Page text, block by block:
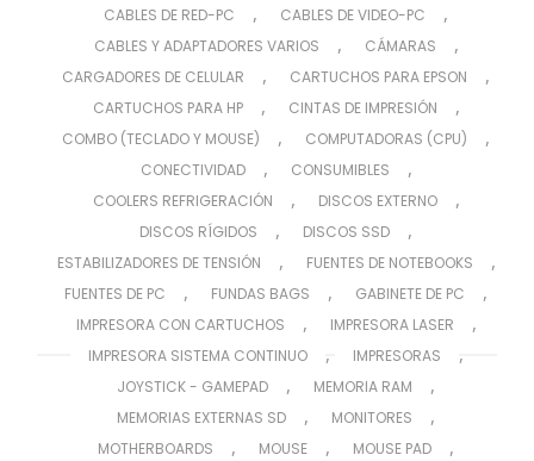
CABLES DE RED-PC , CABLES DE VIDEO-PC ,
CABLES Y ADAPTADORES VARIOS , CÁMARAS ,
CARGADORES DE CELULAR , CARTUCHOS PARA EPSON ,
CARTUCHOS PARA HP , CINTAS DE IMPRESIÓN ,
COMBO (TECLADO Y MOUSE) , COMPUTADORAS (CPU) ,
CONECTIVIDAD , CONSUMIBLES ,
COOLERS REFRIGERACIÓN , DISCOS EXTERNO ,
DISCOS RÍGIDOS , DISCOS SSD ,
ESTABILIZADORES DE TENSIÓN , FUENTES DE NOTEBOOKS ,
FUENTES DE PC , FUNDAS BAGS , GABINETE DE PC ,
IMPRESORA CON CARTUCHOS , IMPRESORA LASER ,
IMPRESORA SISTEMA CONTINUO , IMPRESORAS ,
JOYSTICK - GAMEPAD , MEMORIA RAM ,
MEMORIAS EXTERNAS SD , MONITORES ,
MOTHERBOARDS , MOUSE , MOUSE PAD ,